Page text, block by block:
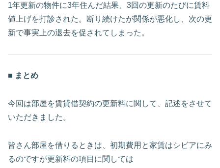
1年更新の物件に3年住んだ結果、3回の更新のたびに賃料
値上げを打診された。断り続けたが関係が悪化し、次の更
新で事実上の退去を促されてしまった。
■ まとめ
今回は部屋を賃貸借契約の更新料に関して、記述をさせて
いただきました。
皆さん部屋を借りるときは、初期費用と家賃はシビアにみ
るのですが更新料の項目に関しては